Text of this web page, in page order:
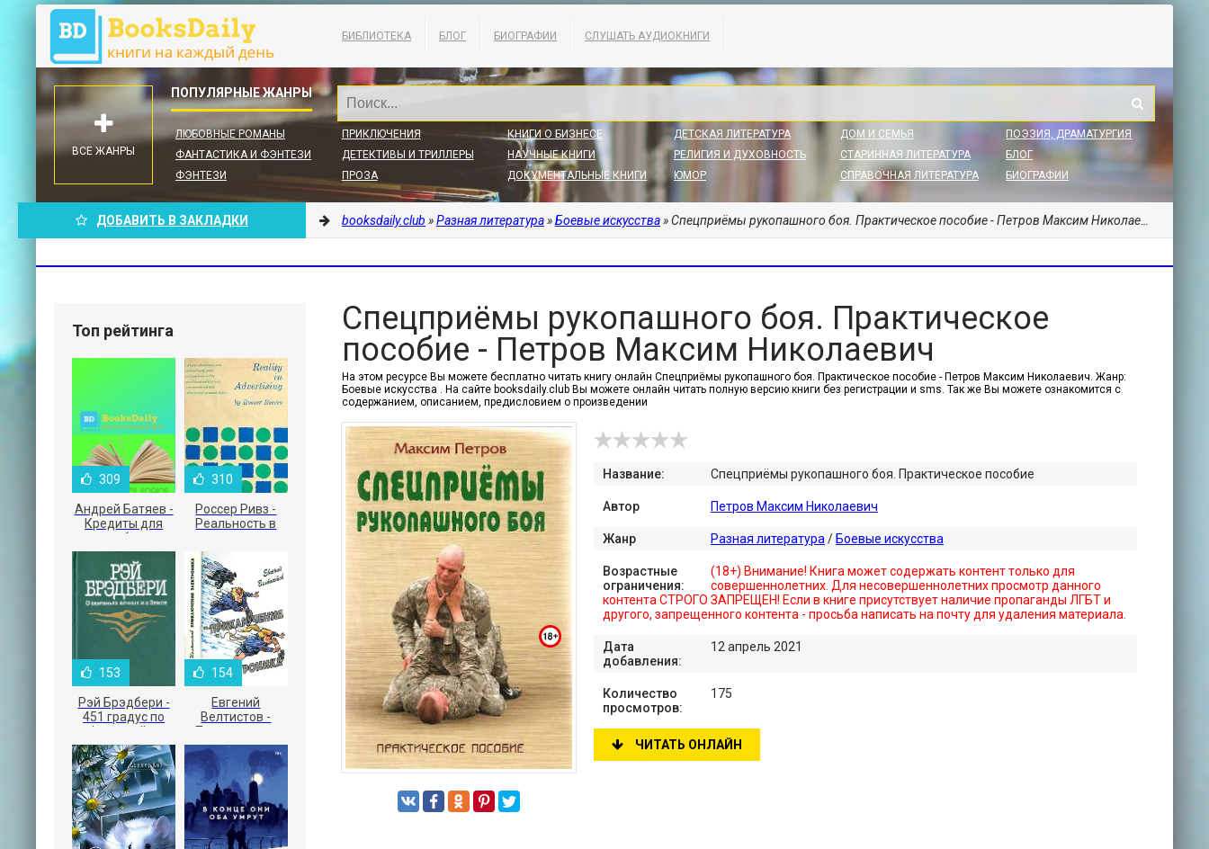
БИБЛИОТЕКА БЛОГ БИОГРАФИИ СЛУШАТЬ АУДИОКНИГИ
ЛЮБОВНЫЕ РОМАНЫ
ФАНТАСТИКА И ФЭНТЕЗИ
ФЭНТЕЗИ
ПРИКЛЮЧЕНИЯ
ДЕТЕКТИВЫ И ТРИЛЛЕРЫ
ПРОЗА
КНИГИ О БИЗНЕСЕ
НАУЧНЫЕ КНИГИ
ДОКУМЕНТАЛЬНЫЕ КНИГИ
ДЕТСКАЯ ЛИТЕРАТУРА
РЕЛИГИЯ И ДУХОВНОСТЬ
ЮМОР
ДОМ И СЕМЬЯ
СТАРИННАЯ ЛИТЕРАТУРА
СПРАВОЧНАЯ ЛИТЕРАТУРА
ПОЭЗИЯ, ДРАМАТУРГИЯ
БЛОГ
БИОГРАФИИ
ВСЕ ЖАНРЫ
ДОБАВИТЬ В ЗАКЛАДКИ booksdaily.club »Разная литература»Боевые искусства» Спецприёмы рукопашного боя. Практическое пособие - Петров Максим Николаевич
Спецприёмы рукопашного боя. Практическое
пособие - Петров Максим Николаевич
На этом ресурсе Вы можете бесплатно читать книгу онлайн Спецприёмы рукопашного боя. Практическое пособие - Петров Максим Николаевич. Жанр:
Боевые искусства . На сайте booksdaily.club Вы можете онлайн читать полную версию книги без регистрации и sms. Так же Вы можете ознакомится с
содержанием, описанием, предисловием о произведении
Название: Спецприёмы рукопашного боя. Практическое пособие
Автор Петров Максим Николаевич
Жанр Разная литература / Боевые искусства
Возрастные
ограничения:
(18+) Внимание! Книга может содержать контент только для
совершеннолетних. Для несовершеннолетних просмотр данного
контента СТРОГО ЗАПРЕЩЕН! Если в книге присутствует наличие пропаганды ЛГБТ и
другого, запрещенного контента - просьба написать на почту для удаления материала.
Дата
добавления:
12 апрель 2021
Количество
просмотров:
175
ЧИТАТЬ ОНЛАЙН
Топ рейтинга
309
Андрей Батяев -
Кредиты для
малого бизнеса
310
Россер Ривз -
Реальность в
153
Рэй Брэдбери -
451 градус по
Фаренгейту
154
Евгений
Велтистов -
Приключения
Электроника